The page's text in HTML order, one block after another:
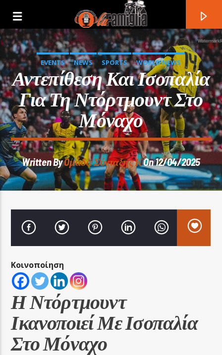
Current Track
LA FAMIGLIA RADIO
LA FAMIGLIA ΝΗΣΙΩΤΙΚΑ
EVENTS NEWS SPORTS WORLD NEWS
Αντεπίθεση Και Ισοπαλία
Για Τη Ντόρτμουντ Στο
Μόναχο
Written ByOμάδα Σύνταξης ΚOn 12/04/2025
Κοινοποίηση
Η Ντόρτμουντ
Ικανοποιεί Με Ισοπαλία
Στο Μόναχο